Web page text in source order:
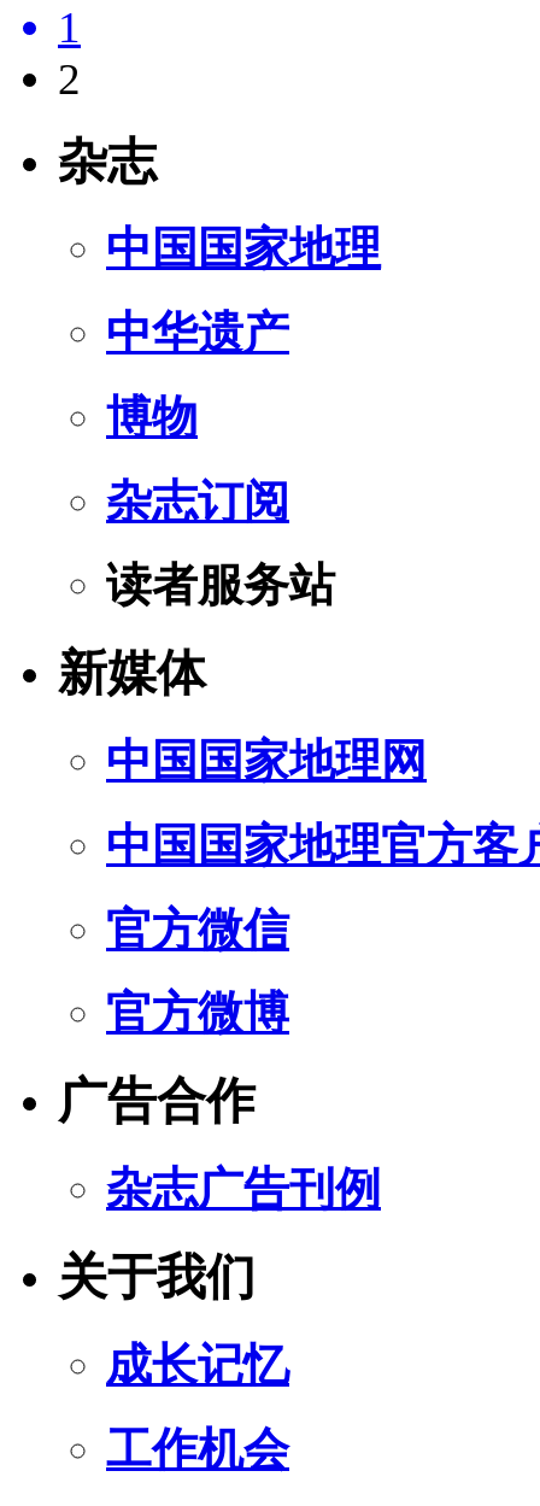
1
2
杂志
中国国家地理
中华遗产
博物
杂志订阅
读者服务站
新媒体
中国国家地理网
中国国家地理官方客
官方微信
官方微博
广告合作
杂志广告刊例
关于我们
成长记忆
工作机会